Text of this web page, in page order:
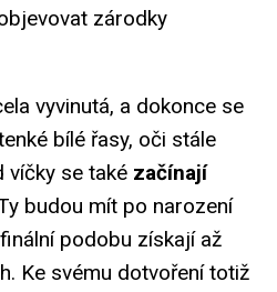
zárodky
vyvinutá, a dokonce se
bílé řasy, oči stále
víčky se také začínají
budou mít po narození
podobu získají až
Ke svému dotvoření totiž